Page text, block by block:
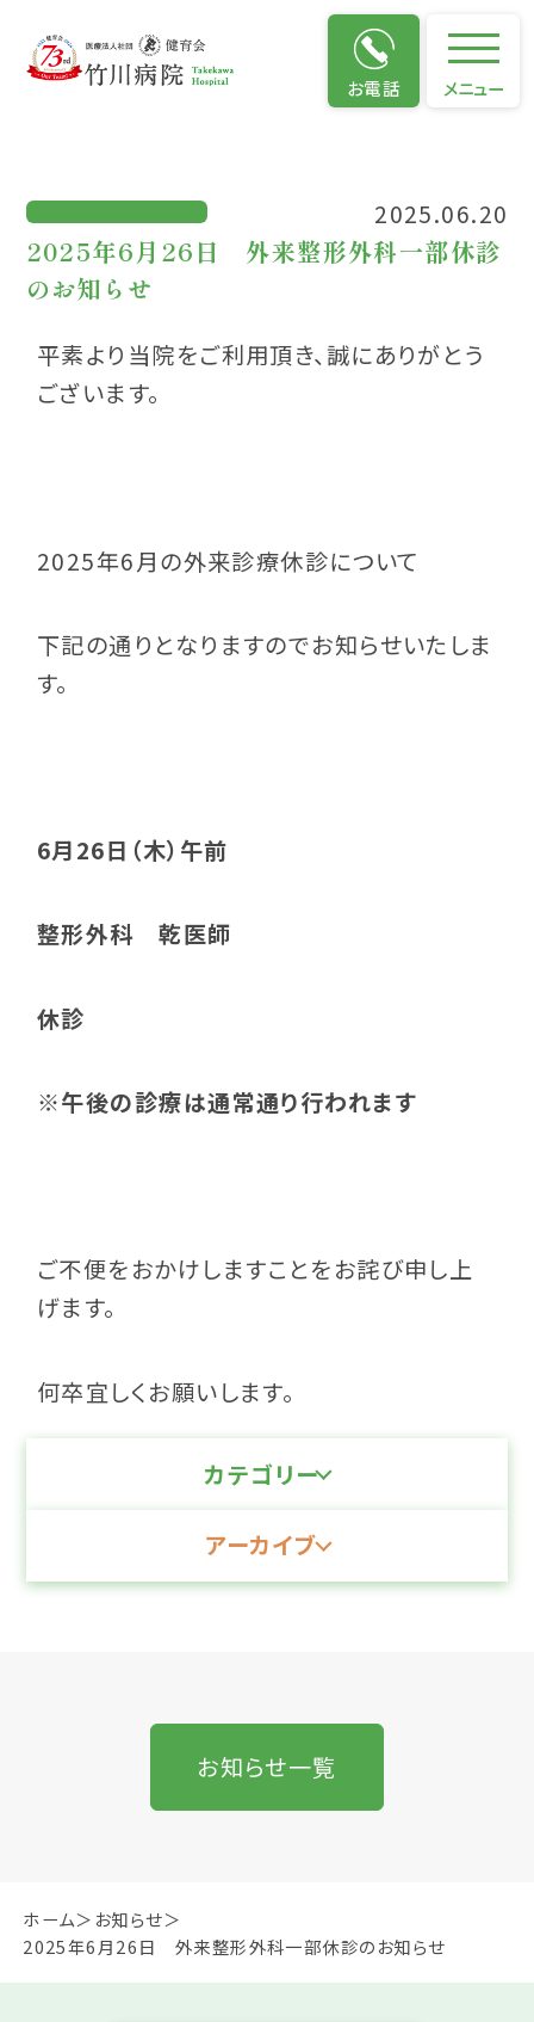
お電話 メニュー
お知らせ
ホーム
お知らせ
2025年6月26日 外来整形外科一部休診のお知らせ
カテゴリー
アーカイブ
2025.06.20
2025年6月26日 外来整形外科一部休診
のお知らせ
平素より当院をご利用頂き、誠にありがとう
ございます。
2025年6月の外来診療休診について
下記の通りとなりますのでお知らせいたしま
す。
6月26日（木）午前
整形外科 乾医師
休診
※午後の診療は通常通り行われます
ご不便をおかけしますことをお詫び申し上
げます。
何卒宜しくお願いします。
お知らせ一覧